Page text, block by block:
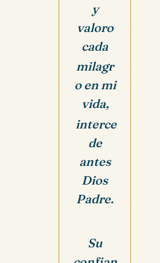
y
valoro
cada
milagr
o en mi
vida,
interce
de
antes
Dios
Padre.
Su